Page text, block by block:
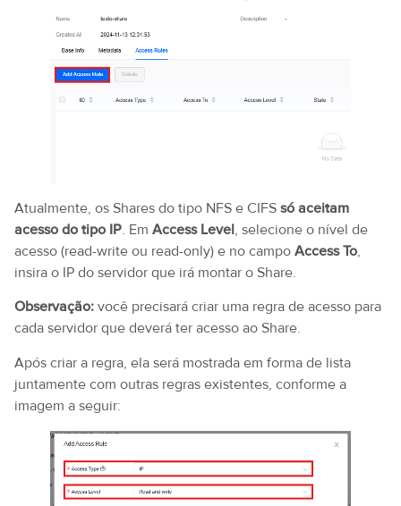
Atualmente, os Shares do tipo NFS e CIFS só aceitam
acesso do tipo IP. Em Access Level, selecione o nível de
acesso (read-write ou read-only) e no campo Access To,
insira o IP do servidor que irá montar o Share.
Observação: você precisará criar uma regra de acesso para
cada servidor que deverá ter acesso ao Share.
Após criar a regra, ela será mostrada em forma de lista
juntamente com outras regras existentes, conforme a
imagem a seguir: